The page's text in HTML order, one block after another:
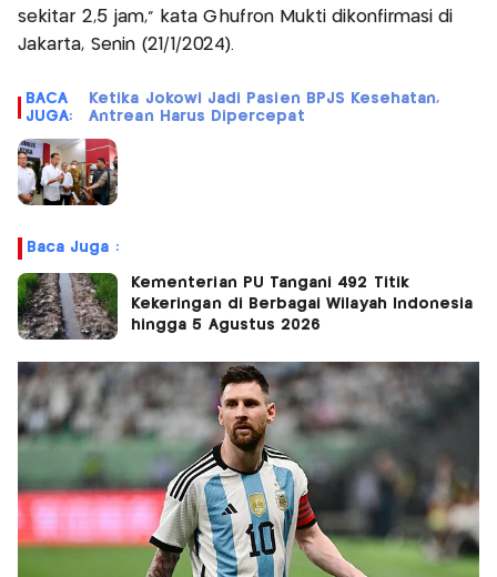
sekitar 2,5 jam," kata Ghufron Mukti dikonfirmasi di
Jakarta, Senin (21/1/2024).
BACA
JUGA:
Ketika Jokowi Jadi Pasien BPJS Kesehatan,
Antrean Harus Dipercepat
Baca Juga :
Kementerian PU Tangani 492 Titik
Kekeringan di Berbagai Wilayah Indonesia
hingga 5 Agustus 2026